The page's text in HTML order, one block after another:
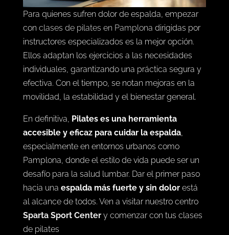
Para quienes sufren dolor de espalda, empezar
conclases de pilates en Pamplonadirigidas por
instructores especializados es la mejor opción.
Ellos adaptan los ejercicios a las necesidades
individuales, garantizando una práctica segura y
movilidad, la estabilidad y el bienestar general.
En definitiva,Pilates es una herramienta
accesible y eficaz para cuidar la espalda,
especialmente en entornos urbanos como
Pamplona, donde el estilo de vida puede ser un
desafío para la salud lumbar. Dar el primer paso
hacia unaespalda más fuerte y sin dolorestá
al alcance de todos. Ven a visitar nuestro centro